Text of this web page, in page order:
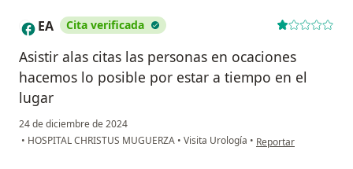
E EA Cita verificada
Asistir alas citas las personas en ocaciones
hacemos lo posible por estar a tiempo en el
lugar
24 de diciembre de 2024
• HOSPITAL CHRISTUS MUGUERZA • Visita Urología • en opinión del
Reportar